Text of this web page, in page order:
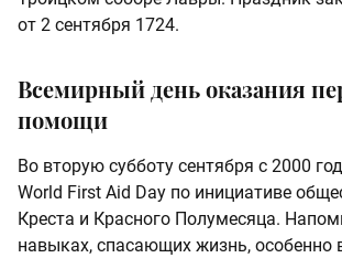
от 2 сентября 1724.
Всемирный день оказания
помощи
Во вторую субботу сентября с 2000
World First Aid Day по инициативе
Креста и Красного Полумесяца.
навыках, спасающих жизнь, особенно